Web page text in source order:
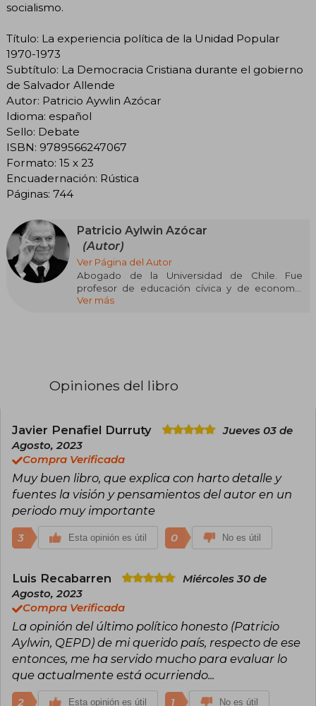
socialismo.
Título: La experiencia política de la Unidad Popular
1970-1973
Subtítulo: La Democracia Cristiana durante el gobierno
de Salvador Allende
Autor: Patricio Aywlin Azócar
Idioma: español
Sello: Debate
ISBN: 9789566247067
Formato: 15 x 23
Encuadernación: Rústica
Páginas: 744
Patricio Aylwin Azócar
(Autor)
Ver Página del Autor
Abogado de la Universidad de Chile. Fue
profesor de educación cívica y de economía
política en el Instituto Nacional, profesor de
del Senado entre 1971 y 1972. Fue vocero de la
diversos libros, entre ellos, El reencuentro de los
demócratas (1998).
Ver más
Opiniones del libro
Javier Penafiel Durruty
Jueves 03 de
Agosto, 2023
Compra Verificada
Muy buen libro, que explica con harto detalle y
fuentes la visión y pensamientos del autor en un
periodo muy importante
3 Esta opinión es útil 0 No es útil
Luis Recabarren
Miércoles 30 de
Agosto, 2023
Compra Verificada
La opinión del último político honesto (Patricio
Aylwin, QEPD) de mi querido país, respecto de ese
entonces, me ha servido mucho para evaluar lo
que actualmente está ocurriendo...
2 Esta opinión es útil 1 No es útil